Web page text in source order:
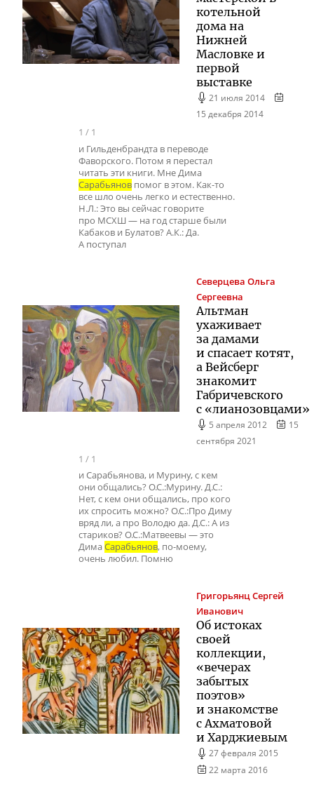
котельной
дома на
Нижней
Масловке и
первой
выставке
21 июля 2014
15 декабря 2014
1 / 1
и Гильденбрандта в переводе
Фаворского. Потом я перестал
читать эти книги. Мне Дима
Сарабьянов помог в этом. Как-то
все шло очень легко и естественно.
Н.Л.: Это вы сейчас говорите
про МСХШ — на год старше были
Кабаков и Булатов? А.К.: Да.
А поступал
Северцева Ольга
Сергеевна
Альтман
ухаживает
за дамами
и спасает котят,
а Вейсберг
знакомит
Габричевского
с «лианозовцами»
5 апреля 2012
15
сентября 2021
1 / 1
и Сарабьянова, и Мурину, с кем
они общались? О.С.:Мурину. Д.С.:
Нет, с кем они общались, про кого
их спросить можно? О.С.:Про Диму
вряд ли, а про Володю да. Д.С.: А из
стариков? О.С.:Матвеевы — это
ДимаСарабьянов, по-моему,
очень любил. Помню
ГригорьянцСергей
Иванович
Об истоках
своей
коллекции,
«вечерах
забытых
поэтов»
и знакомстве
с Ахматовой
и Харджиевым
27 февраля 2015
22 марта 2016